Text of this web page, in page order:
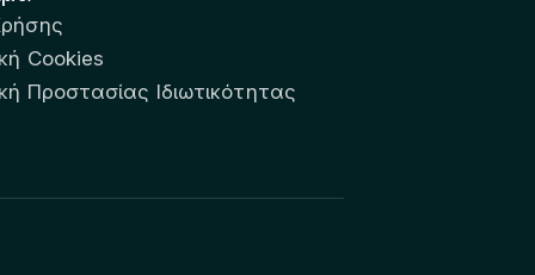
Cookies
Προστασίας Ιδιωτικότητας